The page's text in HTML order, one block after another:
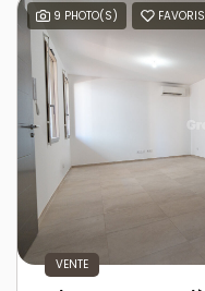
9 PHOTO(S) FAVORIS
VENTE